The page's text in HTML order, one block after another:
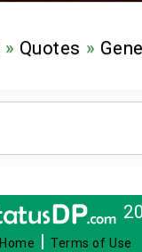
» Quotes »
Home |Terms of Use